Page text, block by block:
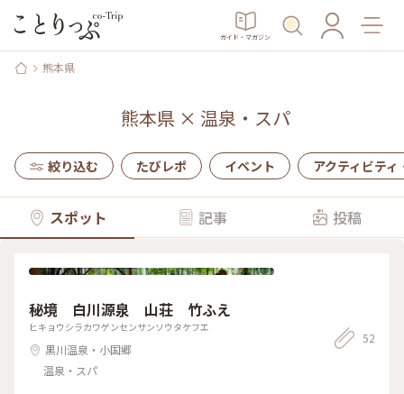
ガイド・マガジン
熊本県
熊本県 × 温泉・スパ
絞り込む たびレポ イベント アクティビティ
スポット 記事 投稿
秘境 白川源泉 山荘 竹ふえ
ヒキョウシラカワゲンセンサンソウタケフエ
黒川温泉・小国郷
温泉・スパ
52